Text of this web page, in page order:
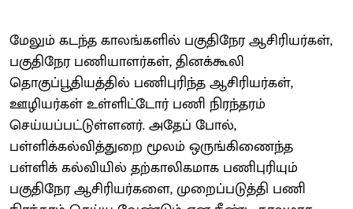
மேலும் கடந்த காலங்களில் பகுதிநேர ஆசிரியர்கள்,
பகுதிநேர பணியாளர்கள், தினக்கூலி
தொகுப்பூதியத்தில் பணிபுரிந்த ஆசிரியர்கள்,
ஊழியர்கள் உள்ளிட்டோர் பணி நிரந்தரம்
செய்யப்பட்டுள்ளனர். அதேப் போல்,
பள்ளிக்கல்வித்துறை மூலம் ஒருங்கிணைந்த
பள்ளிக் கல்வியில் தற்காலிகமாக பணிபுரியும்
பகுதிநேர ஆசிரியர்களை, முறைப்படுத்தி பணி